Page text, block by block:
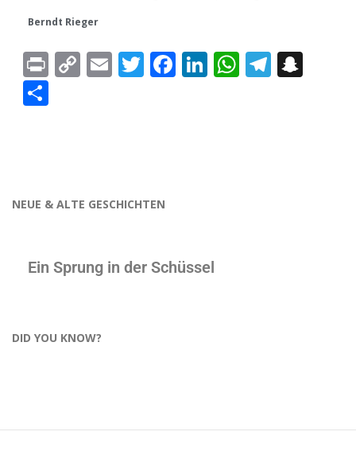
Berndt Rieger
PrintCopyEmailTwitter
Facebook
LinkedIn
NEUE & ALTE GESCHICHTEN
Ein Sprung in der Schüssel
DID YOU KNOW?